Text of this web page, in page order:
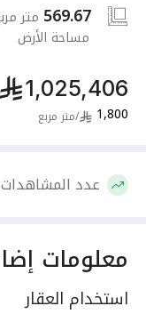
569.67 متر
مساحة الأرض
1,025,406
1,800
/متر مربع
عدد المشاهدات آخر
معلومات
استخدام العقار